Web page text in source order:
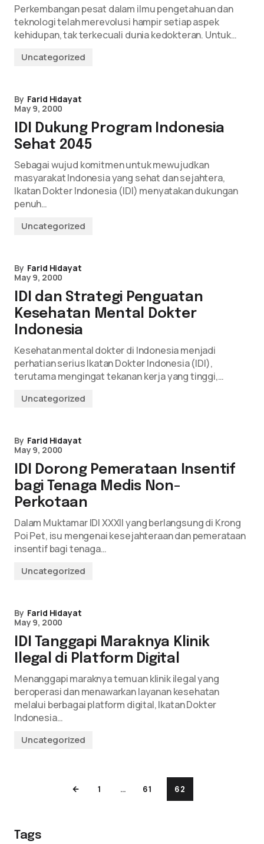
Perkembangan pesat dalam ilmu pengetahuan dan
teknologi telah merevolusi hampir setiap aspek
kehidupan, tak terkecuali dunia kedokteran. Untuk…
Uncategorized
By Farid Hidayat
May 9, 2000
IDI Dukung Program Indonesia
Sehat 2045
Sebagai wujud komitmen untuk mewujudkan
masyarakat Indonesia yang sehat dan sejahtera,
Ikatan Dokter Indonesia (IDI) menyatakan dukungan
penuh…
Uncategorized
By Farid Hidayat
May 9, 2000
IDI dan Strategi Penguatan
Kesehatan Mental Dokter
Indonesia
Kesehatan mental dokter di Indonesia menjadi
perhatian serius Ikatan Dokter Indonesia (IDI),
terutama mengingat tekanan kerja yang tinggi,…
Uncategorized
By Farid Hidayat
May 9, 2000
IDI Dorong Pemerataan Insentif
bagi Tenaga Medis Non-
Perkotaan
Dalam Muktamar IDI XXXII yang berlangsung di Krong
Poi Pet, isu mengenai kesejahteraan dan pemerataan
insentif bagi tenaga…
Uncategorized
By Farid Hidayat
May 9, 2000
IDI Tanggapi Maraknya Klinik
Ilegal di Platform Digital
Menanggapi maraknya temuan klinik ilegal yang
beroperasi dan menawarkan layanan kesehatan
melalui berbagai platform digital, Ikatan Dokter
Indonesia…
Uncategorized
1 … 61 62
Tags